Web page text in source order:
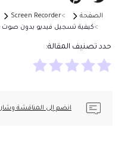
الصفحة
Screen Recorder
كيفية تسجيل فيديو بدون صوت
حدد تصنيف المقالة:
انضم إلى المناقشة